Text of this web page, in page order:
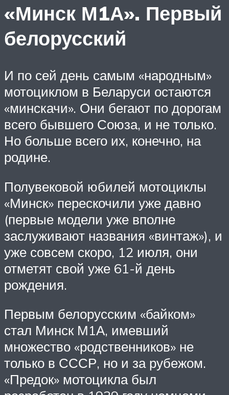
«Минск М1А». Первый
белорусский
И по сей день самым «народным»
мотоциклом в Беларуси остаются
«минскачи». Они бегают по дорогам
всего бывшего Союза, и не только.
Но больше всего их, конечно, на
родине.
Полувековой юбилей мотоциклы
«Минск» перескочили уже давно
(первые модели уже вполне
заслуживают названия «винтаж»), и
уже совсем скоро, 12 июля, они
отметят свой уже 61-й день
рождения.
Первым белорусским «байком»
стал Минск М1А, имевший
множество «родственников» не
только в СССР, но и за рубежом.
«Предок» мотоцикла был